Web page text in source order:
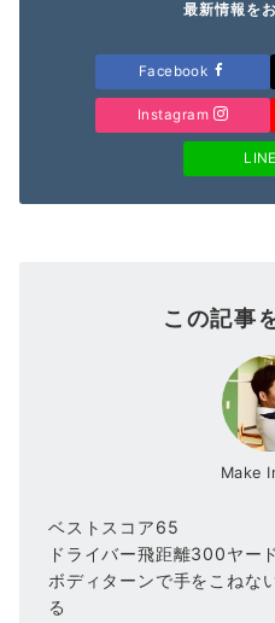
最新情報を
Facebook
Instagram
この記事
Make
ベストスコア65
ドライバー飛距離300ヤード
ボディターンで手をこねな
る